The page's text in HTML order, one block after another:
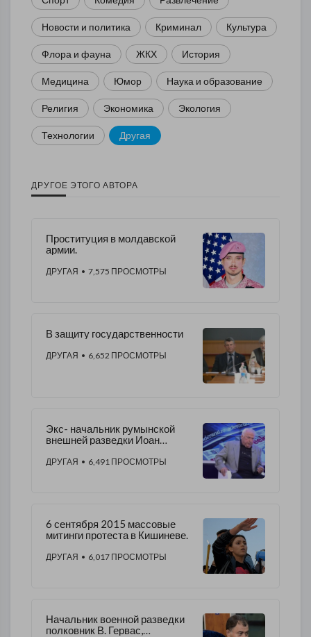
Новости и политика Криминал Культура
Флора и фауна ЖКХ История
Медицина Юмор Наука и образование
Религия Экономика Экология
Технологии Другая
ДРУГОЕ ЭТОГО АВТОРА
Проституция в молдавской
армии.
ДРУГАЯ • 7,575 ПРОСМОТРЫ
В защиту государственности
ДРУГАЯ • 6,652 ПРОСМОТРЫ
Экс- начальник румынской
внешней разведки Иоан
ДРУГАЯ • 6,491 ПРОСМОТРЫ
6 сентября 2015 массовые
митинги протеста в Кишиневе.
ДРУГАЯ • 6,017 ПРОСМОТРЫ
Начальник военной разведки
полковник В. Гервас,